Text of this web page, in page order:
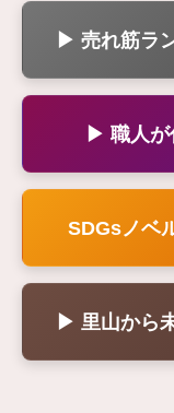
▶ 売れ筋ラ
▶ 職人が
SDGsノベ
▶ 里山から